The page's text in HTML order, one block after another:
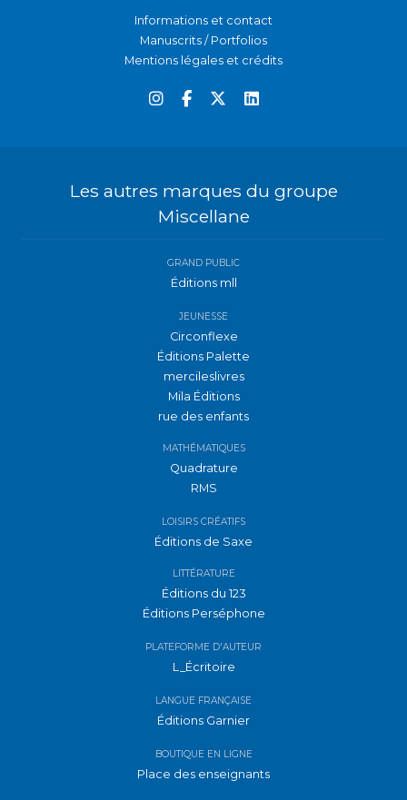
Informations et contact
Manuscrits / Portfolios
Mentions légales et crédits
Les autres marques du groupe
Miscellane
GRAND PUBLIC
Éditions mll
JEUNESSE
Circonflexe
Éditions Palette
mercileslivres
Mila Éditions
rue des enfants
MATHÉMATIQUES
Quadrature
RMS
LOISIRS CRÉATIFS
Éditions de Saxe
LITTÉRATURE
Éditions du 123
Éditions Perséphone
PLATEFORME D'AUTEUR
L_Écritoire
LANGUE FRANÇAISE
Éditions Garnier
BOUTIQUE EN LIGNE
Place des enseignants